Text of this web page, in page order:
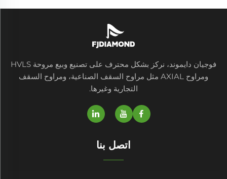
فوجيان دايموند، نركز بشكل محترف على تصنيع وبيع مروحة HVLS
ومراوح AXIAL مثل مراوح السقف الصناعية، ومراوح السقف
التجارية وغيرها.
اتصل بنا